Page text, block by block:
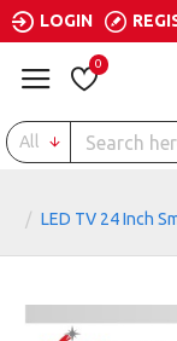
LOGIN
0
All
LED TV 24 Inch